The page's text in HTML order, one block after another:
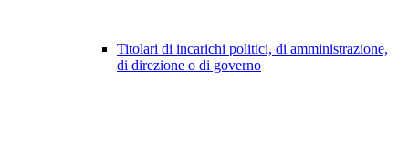
Titolari di incarichi politici, di amministrazione,
di direzione o di governo